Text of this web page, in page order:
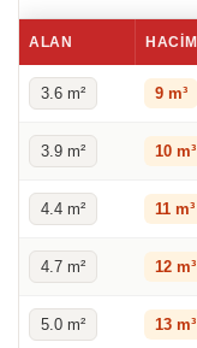
ALAN HACIM
3.6 m² 9 m³
3.9 m² 10 m³
4.4 m² 11 m³
4.7 m² 12 m³
5.0 m² 13 m³